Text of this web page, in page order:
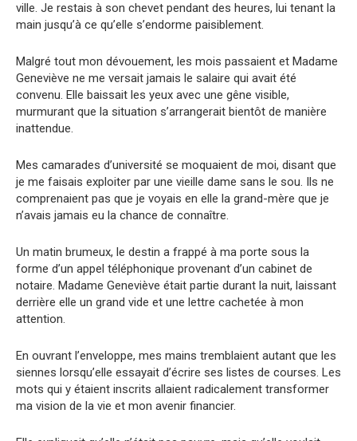
ville. Je restais à son chevet pendant des heures, lui tenant la
main jusqu’à ce qu’elle s’endorme paisiblement.
Malgré tout mon dévouement, les mois passaient et Madame
Geneviève ne me versait jamais le salaire qui avait été
convenu. Elle baissait les yeux avec une gêne visible,
murmurant que la situation s’arrangerait bientôt de manière
inattendue.
Mes camarades d’université se moquaient de moi, disant que
je me faisais exploiter par une vieille dame sans le sou. Ils ne
comprenaient pas que je voyais en elle la grand-mère que je
n’avais jamais eu la chance de connaître.
Un matin brumeux, le destin a frappé à ma porte sous la
forme d’un appel téléphonique provenant d’un cabinet de
notaire. Madame Geneviève était partie durant la nuit, laissant
derrière elle un grand vide et une lettre cachetée à mon
attention.
En ouvrant l’enveloppe, mes mains tremblaient autant que les
siennes lorsqu’elle essayait d’écrire ses listes de courses. Les
mots qui y étaient inscrits allaient radicalement transformer
ma vision de la vie et mon avenir financier.